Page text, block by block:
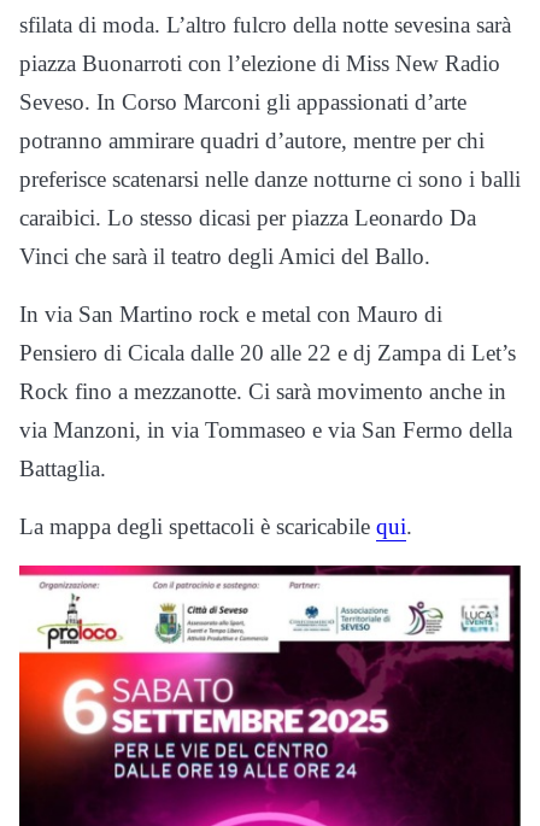
sfilata di moda. L’altro fulcro della notte sevesina sarà
piazza Buonarroti con l’elezione di Miss New Radio
Seveso. In Corso Marconi gli appassionati d’arte
potranno ammirare quadri d’autore, mentre per chi
preferisce scatenarsi nelle danze notturne ci sono i balli
caraibici. Lo stesso dicasi per piazza Leonardo Da
Vinci che sarà il teatro degli Amici del Ballo.
In via San Martino rock e metal con Mauro di
Pensiero di Cicala dalle 20 alle 22 e dj Zampa di Let’s
Rock fino a mezzanotte. Ci sarà movimento anche in
via Manzoni, in via Tommaseo e via San Fermo della
Battaglia.
La mappa degli spettacoli è scaricabile qui.